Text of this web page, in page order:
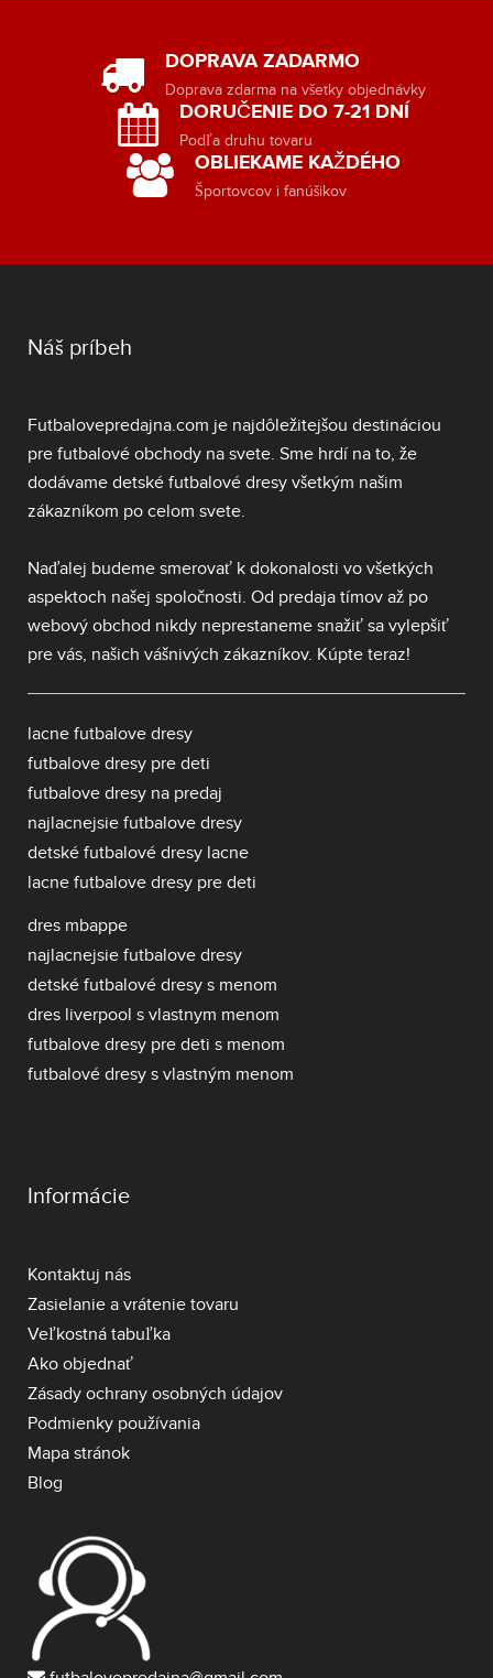
DOPRAVA ZADARMO
Doprava zdarma na všetky objednávky
DORUČENIE DO 7-21 DNÍ
Podľa druhu tovaru
OBLIEKAME KAŽDÉHO
Športovcov i fanúšikov
Náš príbeh
Futbalovepredajna.com je najdôležitejšou destináciou
pre futbalové obchody na svete. Sme hrdí na to, že
dodávame detské futbalové dresy všetkým našim
zákazníkom po celom svete.
Naďalej budeme smerovať k dokonalosti vo všetkých
aspektoch našej spoločnosti. Od predaja tímov až po
webový obchod nikdy neprestaneme snažiť sa vylepšiť
pre vás, našich vášnivých zákazníkov. Kúpte teraz!
lacne futbalove dresy
futbalove dresy pre deti
futbalove dresy na predaj
najlacnejsie futbalove dresy
detské futbalové dresy lacne
lacne futbalove dresy pre deti
dres mbappe
najlacnejsie futbalove dresy
detské futbalové dresy s menom
dres liverpool s vlastnym menom
futbalove dresy pre deti s menom
futbalové dresy s vlastným menom
Informácie
Kontaktuj nás
Zasielanie a vrátenie tovaru
Veľkostná tabuľka
Ako objednať
Zásady ochrany osobných údajov
Podmienky používania
Mapa stránok
Blog